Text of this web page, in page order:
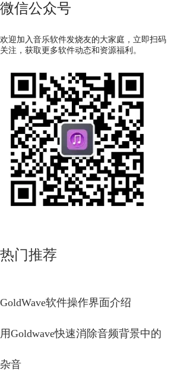
微信公众号
欢迎加入音乐软件发烧友的大家庭，立即扫码
关注，获取更多软件动态和资源福利。
热门推荐
GoldWave软件操作界面介绍
用Goldwave快速消除音频背景中的
杂音